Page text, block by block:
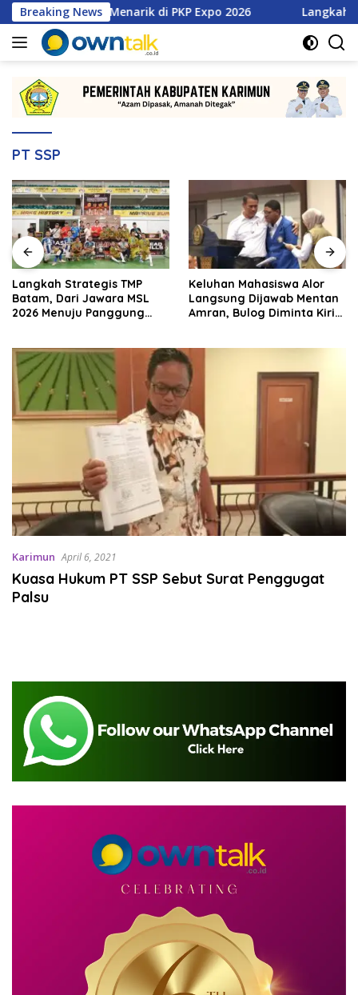
Langsung
ke
konten
Breaking News
Promo Menarik di PKP Expo 2026 Langkah Strategis
PT SSP
Langkah Strategis TMP
Batam, Dari Jawara MSL
2026 Menuju Panggung
Keluhan Mahasiswa Alor
Langsung Dijawab Mentan
Amran, Bulog Diminta Kirim
Karimun April 6, 2021
Kuasa Hukum PT SSP Sebut Surat Penggugat
Palsu